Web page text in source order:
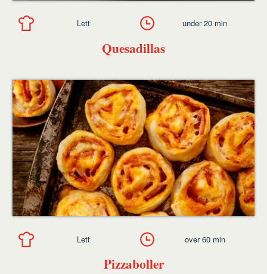
Quesadillas
Lett under 20 min
Pizzaboller
Lett over 60 min